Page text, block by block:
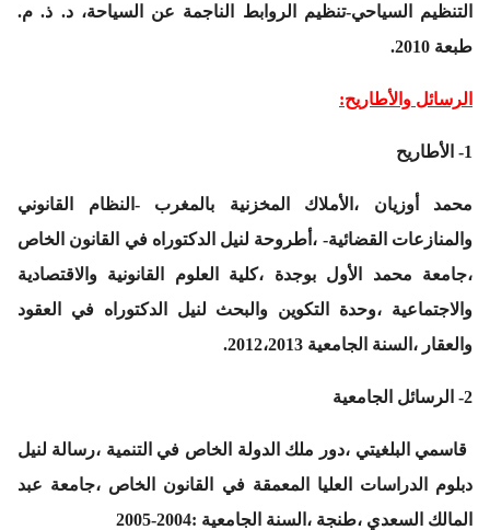
التنظيم السياحي-تنظيم الروابط الناجمة عن السياحة، د. ذ. م.
طبعة 2010.
الرسائل والأطاريح:
1- الأطاريح
محمد أوزيان ، الأملاك المخزنية بالمغرب -النظام القانوني
والمنازعات القضائية- ،أطروحة لنيل الدكتوراه في القانون الخاص
،جامعة محمد الأول بوجدة ،كلية العلوم القانونية والاقتصادية
والاجتماعية ،وحدة التكوين والبحث لنيل الدكتوراه في العقود
والعقار ،السنة الجامعية 2012،2013.
2- الرسائل الجامعية
قاسمي البلغيتي ،دور ملك الدولة الخاص في التنمية ،رسالة لنيل
دبلوم الدراسات العليا المعمقة في القانون الخاص ،جامعة عبد
المالك السعدي ،طنجة ،السنة الجامعية :2004-2005